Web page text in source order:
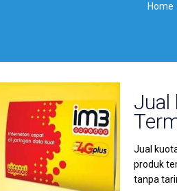
Home
Jual
Jual
produk
tanpa